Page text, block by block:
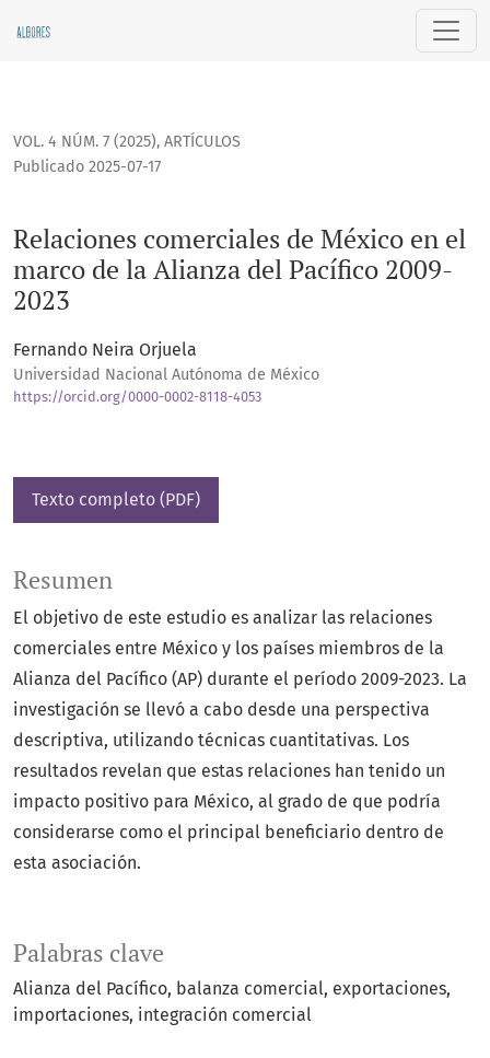
Relaciones comerciales de México en el marco de la
VOL. 4 NÚM. 7 (2025), ARTÍCULOS
Relaciones comerciales de México en el
marco de la Alianza del Pacífico 2009-
2023
Publicado 2025-07-17
Fernando Neira Orjuela
Universidad Nacional Autónoma de México
https://orcid.org/0000-0002-8118-4053
Texto completo (PDF)
Palabras clave
Alianza del Pacífico balanza comercial exportaciones
importaciones integración comercial
Resumen
El objetivo de este estudio es analizar las relaciones
comerciales entre México y los países miembros de la
Alianza del Pacífico (AP) durante el período 2009-2023. La
investigación se llevó a cabo desde una perspectiva
descriptiva, utilizando técnicas cuantitativas. Los
resultados revelan que estas relaciones han tenido un
impacto positivo para México, al grado de que podría
considerarse como el principal beneficiario dentro de
esta asociación.